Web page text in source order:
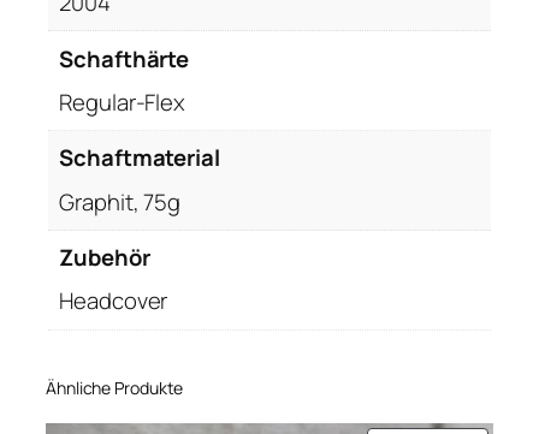
Schafthärte
Regular-Flex
Schaftmaterial
Graphit, 75g
Zubehör
Headcover
Ähnliche Produkte